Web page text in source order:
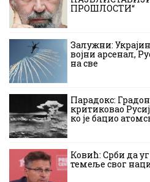
ПРОШЛОСТИ“
Залужни:
војни арсенал,
на све
Парадокс:
критиковао
ко је бацио
Ковић: Срби да
темеље свог